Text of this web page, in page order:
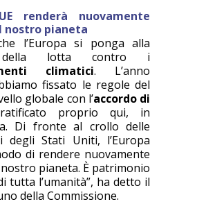
renderà nuovamente
nostro pianeta
l’Europa si ponga alla
della lotta contro i
climatici. L’anno
fissato le regole del
globale con l’accordo di
proprio qui, in
Di fronte al crollo delle
degli Stati Uniti, l’Europa
di rendere nuovamente
pianeta. È patrimonio
tutta l’umanità”, ha detto il
della Commissione.